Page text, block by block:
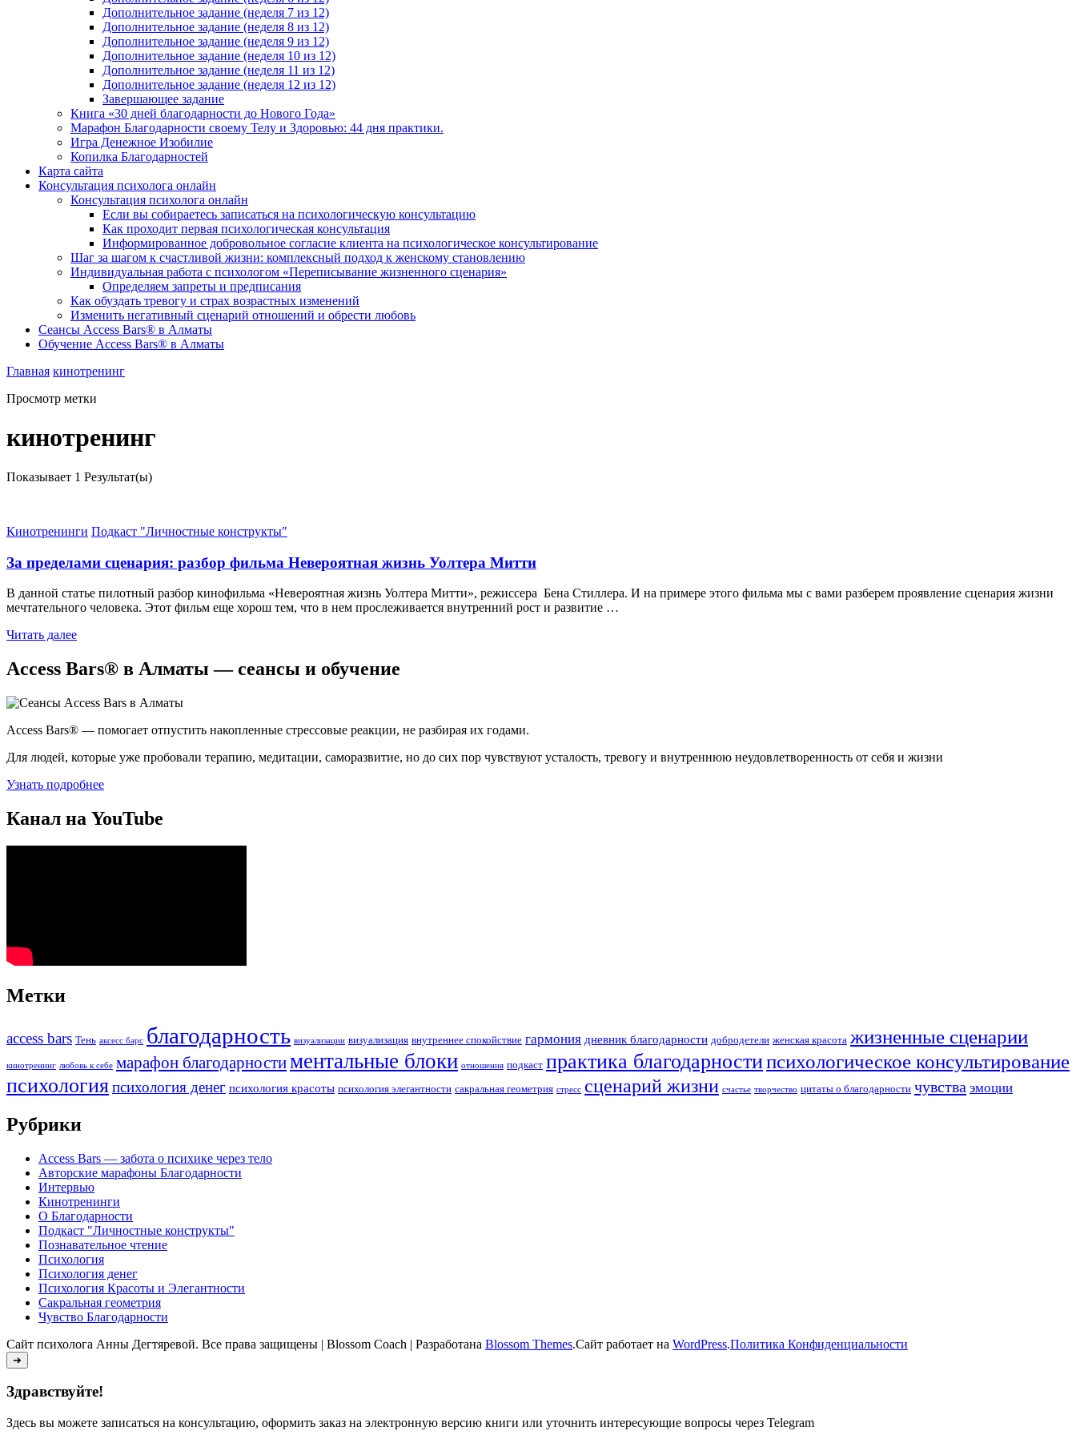
Дополнительное задание (неделя 7 из 12)
Дополнительное задание (неделя 8 из 12)
Дополнительное задание (неделя 9 из 12)
Дополнительное задание (неделя 10 из 12)
Дополнительное задание (неделя 11 из 12)
Дополнительное задание (неделя 12 из 12)
Завершающее задание
Книга «30 дней благодарности до Нового Года»
Марафон Благодарности своему Телу и Здоровью: 44 дня практики.
Игра Денежное Изобилие
Копилка Благодарностей
Карта сайта
Консультация психолога онлайн
Консультация психолога онлайн
Если вы собираетесь записаться на психологическую консультацию
Как проходит первая психологическая консультация
Информированное добровольное согласие клиента на психологическое консультирование
Шаг за шагом к счастливой жизни: комплексный подход к женскому становлению
Индивидуальная работа с психологом «Переписывание жизненного сценария»
Определяем запреты и предписания
Как обуздать тревогу и страх возрастных изменений
Изменить негативный сценарий отношений и обрести любовь
Cеансы Access Bars® в Алматы
Обучение Access Bars® в Алматы
Главная кинотренинг
Просмотр метки
кинотренинг
Показывает 1 Результат(ы)
Кинотренинги Подкаст "Личностные конструкты"
За пределами сценария: разбор фильма Невероятная жизнь Уолтера Митти
В данной статье пилотный разбор кинофильма «Невероятная жизнь Уолтера Митти», режиссера Бена Стиллера. И на примере этого фильма мы с вами разберем проявление сценария жизни
мечтательного человека. Этот фильм еще хорош тем, что в нем прослеживается внутренний рост и развитие …
Читать далее
Access Bars® в Алматы — сеансы и обучение
Access Bars® — помогает отпустить накопленные стрессовые реакции, не разбирая их годами.
Для людей, которые уже пробовали терапию, медитации, саморазвитие, но до сих пор чувствуют усталость, тревогу и внутреннюю неудовлетворенность от себя и жизни
Узнать подробнее
Канал на YouTube
Метки
access bars Тень аксесс барс благодарность визуализации визуализация внутреннее спокойствие гармония дневник благодарности добродетели женская красота жизненные сценарии
кинотренинг любовь к себе марафон благодарностиментальные блоки отношения подкаст практика благодарностипсихологическое консультирование
психологияпсихология денег психология красоты психология элегантности сакральная геометрия стресс сценарий жизни счастье творчество цитаты о благодарности чувства эмоции
Рубрики
Access Bars — забота о психике через тело
Авторские марафоны Благодарности
Интервью
Кинотренинги
О Благодарности
Подкаст "Личностные конструкты"
Познавательное чтение
Психология
Психология денег
Психология Красоты и Элегантности
Сакральная геометрия
Чувство Благодарности
Сайт психолога Анны Дегтяревой. Все права защищены | Blossom Coach | Разработана Blossom Themes.Сайт работает на WordPress.Политика Конфиденциальности
➜
Здравствуйте!
Здесь вы можете записаться на консультацию, оформить заказ на электронную версию книги или уточнить интересующие вопросы через Telegram